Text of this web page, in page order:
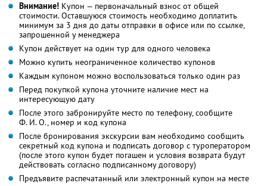
Внимание! Купон — первоначальный взнос от общей
стоимости. Оставшуюся стоимость необходимо доплатить
минимум за 3 дня до даты отправки в офисе или по ссылке,
запрошенной у менеджера
Купон действует на один тур для одного человека
Можно купить неограниченное количество купонов
Каждым купоном можно воспользоваться только один раз
Перед покупкой купона уточните наличие мест на
интересующую дату
После этого забронируйте место по телефону, сообщите
Ф. И. О.,номер и код купона
После бронирования экскурсии вам необходимо сообщить
секретный код купона и подписать договор с туроператором
(после этого купон будет погашен и условия возврата будут
действовать согласно подписанному договору)
Предъявите распечатанный или электронный купон на месте